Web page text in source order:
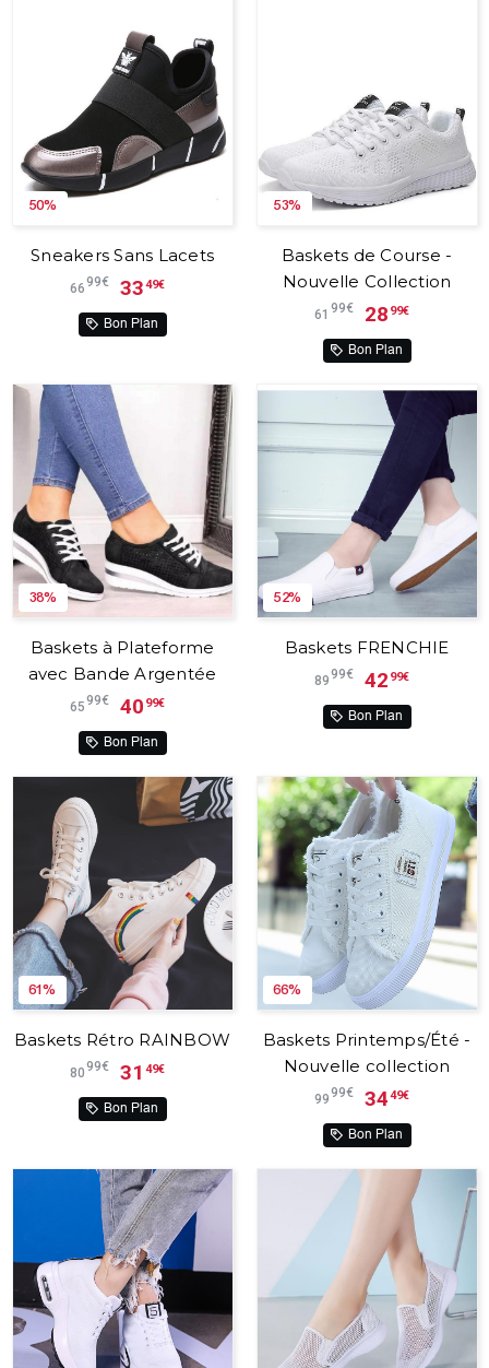
50%
Sneakers Sans Lacets
6699€ 3349€
Bon Plan
53%
Baskets de Course -
Nouvelle Collection
61 99€ 28 99€
Bon Plan
38%
Baskets à Plateforme
avec Bande Argentée
6599€ 40 99€
Bon Plan
52%
Baskets FRENCHIE
8999€ 42 99€
Bon Plan
61%
Baskets Rétro RAINBOW
8099€ 31 49€
Bon Plan
66%
Baskets Printemps/Été -
Nouvelle collection
9999€ 3449€
Bon Plan